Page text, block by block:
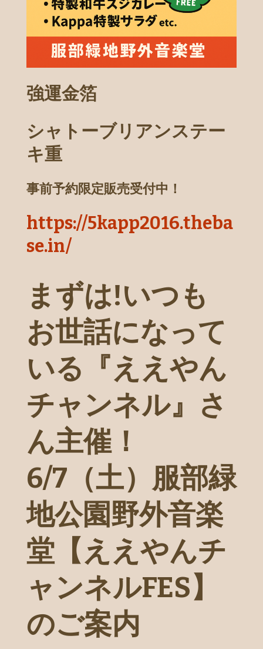
強運金箔
シャトーブリアンステー
キ重
事前予約限定販売受付中！
https://5kapp2016.theba
se.in/
まずは!いつも
お世話になって
いる『ええやん
チャンネル』さ
ん主催！
6/7（土）服部緑
地公園野外音楽
堂【ええやんチ
ャンネルFES】
のご案内